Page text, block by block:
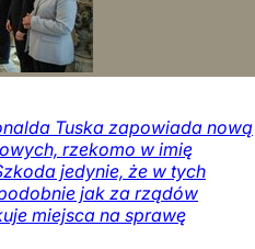
Tuska zapowiada nową
rzekomo w imię
jedynie, że w tych
jak za rządów
miejsca na sprawę